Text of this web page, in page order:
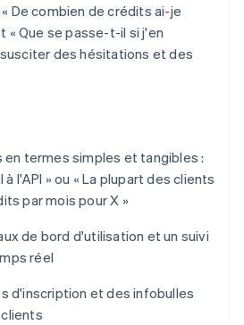
De combien de crédits ai-je
« Que se passe-t-il si j'en
des hésitations et des
termes simples et tangibles :
à l'API » ou « La plupart des clients
par mois pour X »
de bord d'utilisation et un suivi
réel
d'inscription et des infobulles